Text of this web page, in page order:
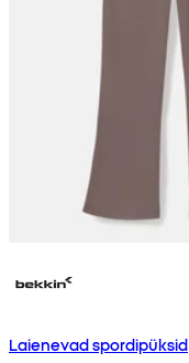
Laienevad spordipüksid